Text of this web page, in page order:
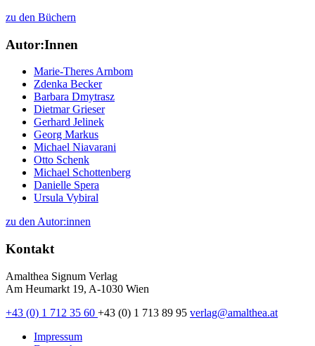
zu den Büchern
Autor:Innen
Marie-Theres Arnbom
Zdenka Becker
Barbara Dmytrasz
Dietmar Grieser
Gerhard Jelinek
Georg Markus
Michael Niavarani
Otto Schenk
Michael Schottenberg
Danielle Spera
Ursula Vybiral
zu den Autor:innen
Kontakt
Amalthea Signum Verlag
Am Heumarkt 19, A-1030 Wien
+43 (0) 1 712 35 60 +43 (0) 1 713 89 95 verlag@amalthea.at
Impressum